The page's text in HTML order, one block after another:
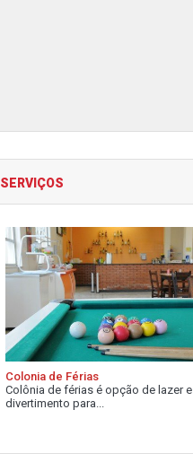
SERVIÇOS
Colonia de Férias
Colônia de férias é opção de lazer e
divertimento para...